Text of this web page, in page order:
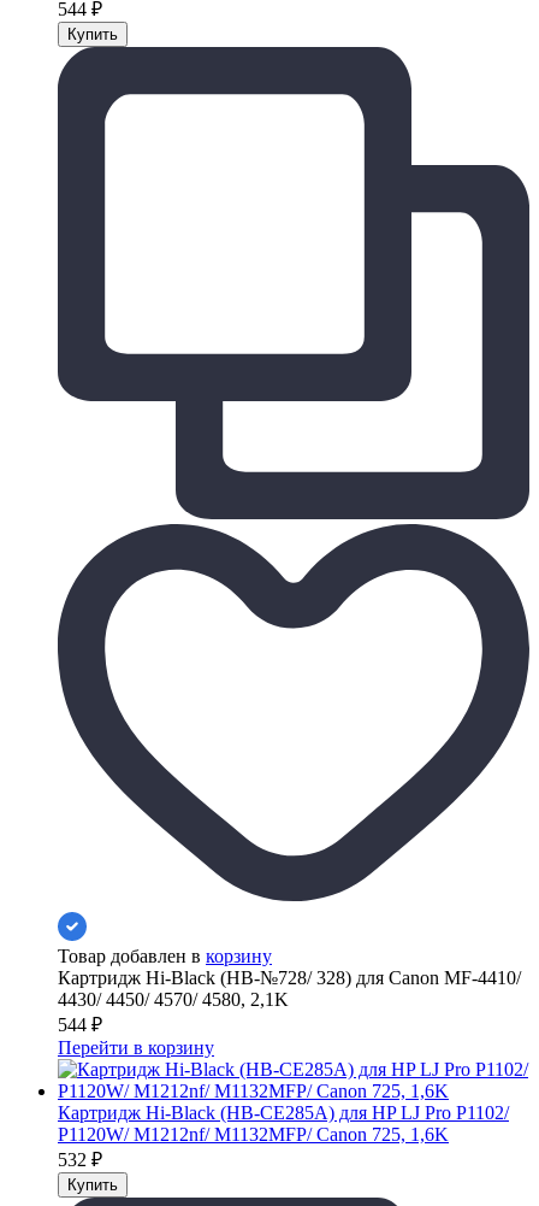
544 ₽
Товар добавлен в корзину
Картридж Hi-Black (HB-№728/ 328) для Canon MF-4410/
4430/ 4450/ 4570/ 4580, 2,1K
544 ₽
Перейти в корзину
Картридж Hi-Black (HB-CE285A) для HP LJ Pro P1102/
P1120W/ M1212nf/ M1132MFP/ Canon 725, 1,6K
532 ₽